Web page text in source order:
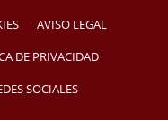
AVISO LEGAL
DE PRIVACIDAD
SOCIALES